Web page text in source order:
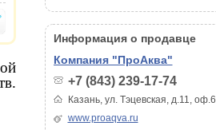
Информация о продавце
Компания "ПроАква"
+7 (843) 239-17-74
Казань, ул. Тэцевская, д.11, оф.6
www.proaqva.ru